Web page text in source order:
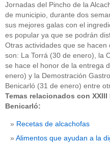
Jornadas del Pincho de la
de municipio, durante dos
sus mejores galas con el
es popular ya que se podrán
Otras actividades que se
son: La Torrá (30 de enero), la
se hace el honor de la entrega
enero) y la Demostración
Benicarló (31 de enero) entre
Temas relacionados con
Benicarló:
Recetas de alcachofas
Alimentos que ayudan a la